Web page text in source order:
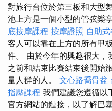
對旅行台位於第三板和大型
池上方是一個小型的管弦樂
底按摩課程 按摩證照 自助
客人可以靠在上方的所有甲
件。 由於今年的興趣很大，
之前和結束比賽結束後開始
量人群的人。 文心路喬骨盆
指壓課程 我們建議您遵循以
官方網站的鏈接，以了解巴